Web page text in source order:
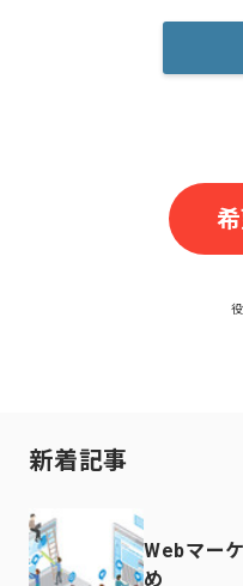
新着記事
Webマー
め